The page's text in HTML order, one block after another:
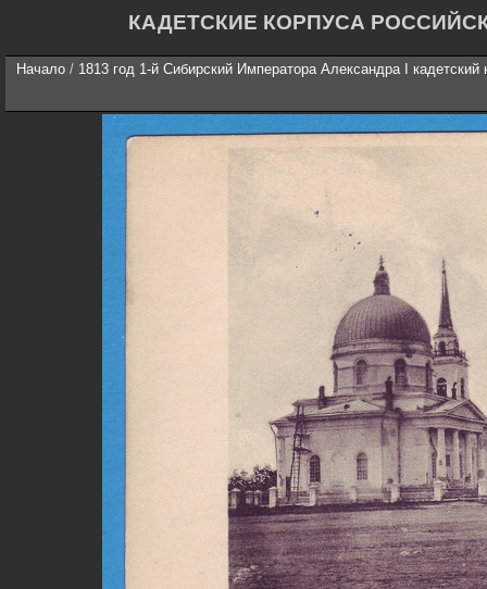
КАДЕТСКИЕ КОРПУСА
Начало / 1813 год 1-й Сибирский Императора Александра I кадетский